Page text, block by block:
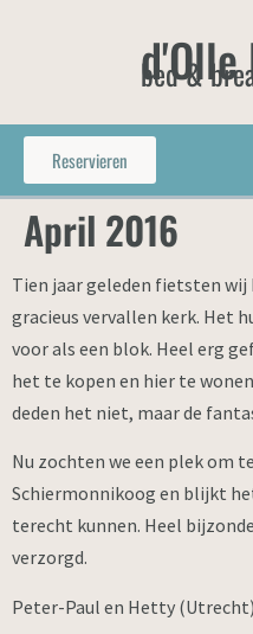
d'Olle
bed &
Reservieren
April 2016
Tien jaar geleden fietsten wij
gracieus vervallen kerk. Het
voor als een blok. Heel erg
het te kopen en hier te
deden het niet, maar de
Nu zochten we een plek om
Schiermonnikoog en blijkt
terecht kunnen. Heel
verzorgd.
Peter-Paul en Hetty (Utrecht)